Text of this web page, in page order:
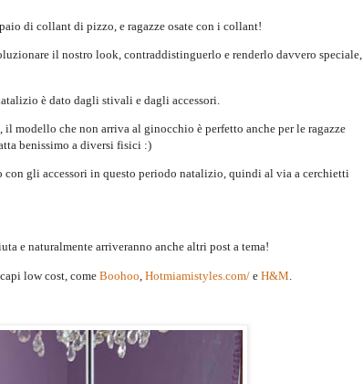
di collant di pizzo, e ragazze osate con i collant!
il nostro look, contraddistinguerlo e renderlo davvero speciale,
è dato dagli stivali e dagli accessori.
che non arriva al ginocchio è perfetto anche per le ragazze
benissimo a diversi fisici :)
gli accessori in questo periodo natalizio, quindi al via a cerchietti
e naturalmente arriveranno anche altri post a tema!
low cost, come Boohoo Hotmiamistyles.com/ e H&M